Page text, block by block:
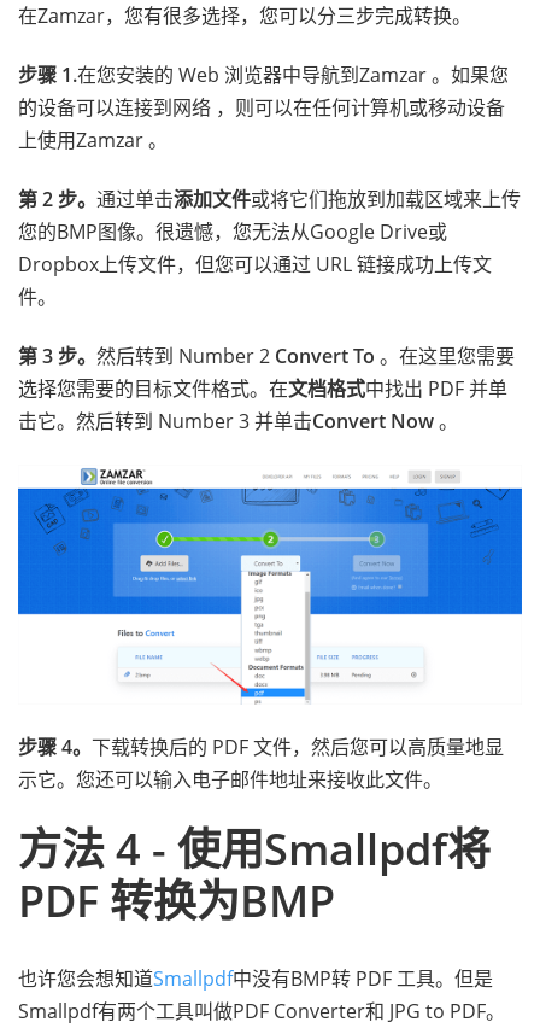
在Zamzar，您有很多选择，您可以分三步完成转换。
步骤 1.在您安装的 Web 浏览器中导航到Zamzar 。如果您
的设备可以连接到网络 ，则可以在任何计算机或移动设备
上使用Zamzar 。
第 2 步。 通过单击添加文件或将它们拖放到加载区域来上传
您的BMP图像。很遗憾，您无法从Google Drive或
Dropbox上传文件，但您可以通过 URL 链接成功上传文
件。
第 3 步。 然后转到 Number 2 Convert To 。在这里您需要
选择您需要的目标文件格式。在文档格式中找出 PDF 并单
击它。然后转到 Number 3 并单击Convert Now。
步骤 4。 下载转换后的 PDF 文件，然后您可以高质量地显
示它。您还可以输入电子邮件地址来接收此文件。
方法 4 - 使用Smallpdf将
PDF 转换为BMP
也许您会想知道Smallpdf中没有BMP转 PDF 工具。但是
Smallpdf有两个工具叫做PDF Converter和 JPG to PDF。